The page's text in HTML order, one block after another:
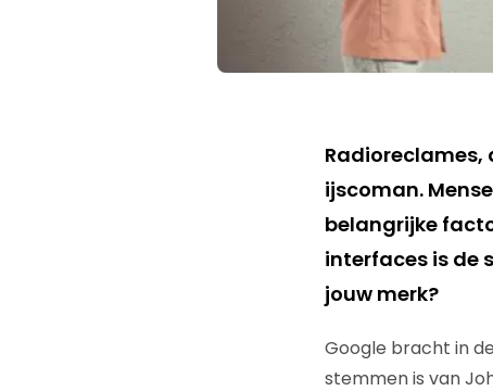
Radioreclames,
ijscoman.
belangrijke
interfaces is de
jouw merk?
Google bracht in
stemmen is van